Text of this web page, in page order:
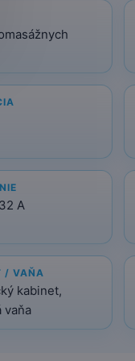
A
/ VAŇA
kabinet,
vaňa